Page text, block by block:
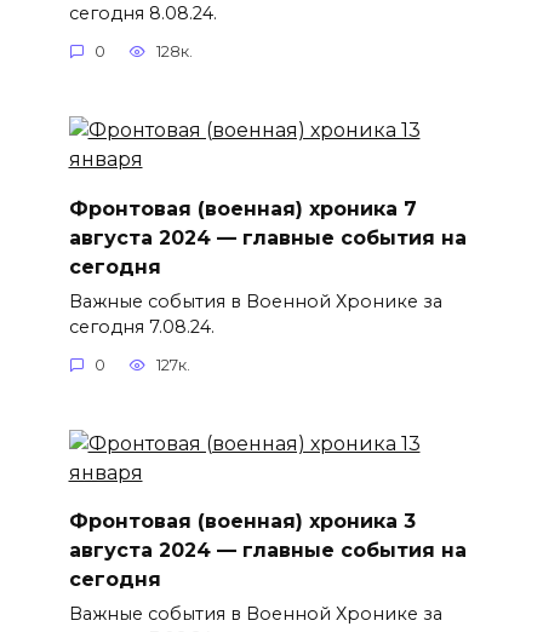
сегодня 8.08.24.
0 128к.
Фронтовая (военная) хроника 7
августа 2024 — главные события на
сегодня
Важные события в Военной Хронике за
сегодня 7.08.24.
0 127к.
Фронтовая (военная) хроника 3
августа 2024 — главные события на
сегодня
Важные события в Военной Хронике за